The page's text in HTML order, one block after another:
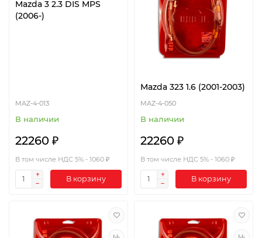
Mazda 3 2.3 DIS MPS
(2006-)
MAZ-4-013
В наличии
22260 ₽
В том числе НДС 5% - 1060 ₽
В корзину
Mazda 323 1.6 (2001-2003)
MAZ-4-050
В наличии
22260 ₽
В том числе НДС 5% - 1060 ₽
В корзину